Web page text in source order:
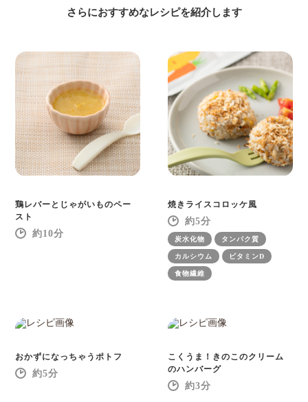
さらにおすすめなレシピを紹介します
鶏レバーとじゃがいものペー
スト
10
焼きライスコロッケ風
5
炭水化物 タンパク質
カルシウム ビタミンD
食物繊維
おかずになっちゃうポトフ
5
こくうま！きのこのクリーム
のハンバーグ
3